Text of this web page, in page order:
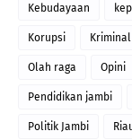
Kebudayaan
Korupsi Kriminal
Olah raga Opini
Pendidikan jambi
Politik Jambi